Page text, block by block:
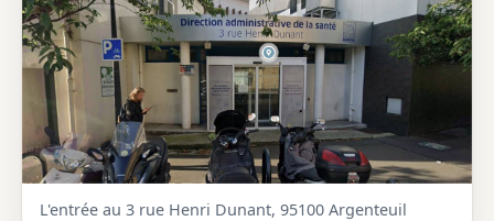
L'entrée au 3 rue Henri Dunant, 95100 Argenteuil